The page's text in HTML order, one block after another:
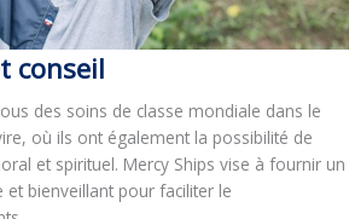
conseil
des soins de classe mondiale dans le
où ils ont également la possibilité de
et spirituel. Mercy Ships vise à fournir un
bienveillant pour faciliter le